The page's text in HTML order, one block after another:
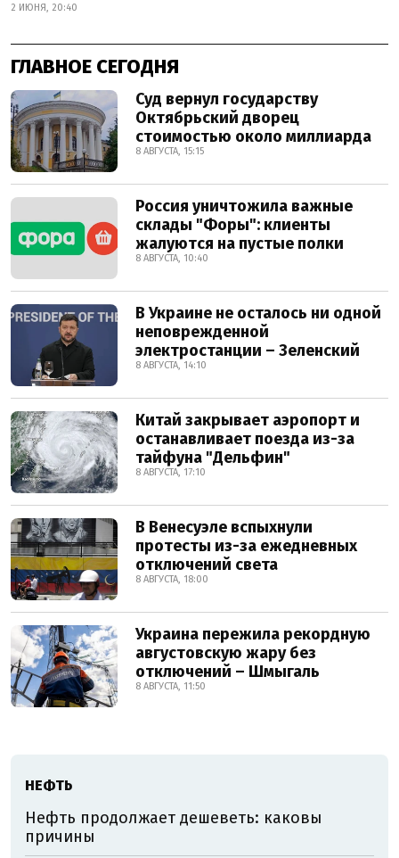
2 ИЮНЯ, 20:40
ГЛАВНОЕ СЕГОДНЯ
Суд вернул государству
Октябрьский дворец
стоимостью около миллиарда
8 АВГУСТА, 15:15
Россия уничтожила важные
склады "Форы": клиенты
жалуются на пустые полки
8 АВГУСТА, 10:40
В Украине не осталось ни одной
неповрежденной
электростанции – Зеленский
8 АВГУСТА, 14:10
Китай закрывает аэропорт и
останавливает поезда из-за
тайфуна "Дельфин"
8 АВГУСТА, 17:10
В Венесуэле вспыхнули
протесты из-за ежедневных
отключений света
8 АВГУСТА, 18:00
Украина пережила рекордную
августовскую жару без
отключений – Шмыгаль
8 АВГУСТА, 11:50
НЕФТЬ
Нефть продолжает дешеветь: каковы
причины